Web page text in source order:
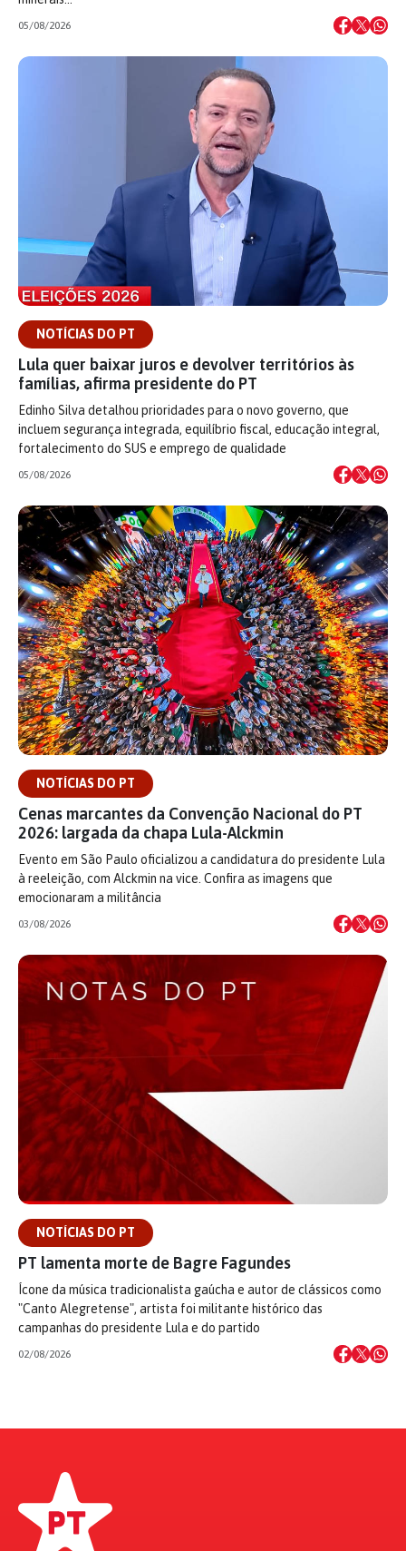
05/08/2026
NOTÍCIAS DO PT
Lula quer baixar juros e devolver territórios às
famílias, afirma presidente do PT
Edinho Silva detalhou prioridades para o novo governo, que
incluem segurança integrada, equilíbrio fiscal, educação integral,
fortalecimento do SUS e emprego de qualidade
05/08/2026
NOTÍCIAS DO PT
Cenas marcantes da Convenção Nacional do PT
2026: largada da chapa Lula-Alckmin
Evento em São Paulo oficializou a candidatura do presidente Lula
à reeleição, com Alckmin na vice. Confira as imagens que
emocionaram a militância
03/08/2026
NOTÍCIAS DO PT
PT lamenta morte de Bagre Fagundes
Ícone da música tradicionalista gaúcha e autor de clássicos como
"Canto Alegretense", artista foi militante histórico das
campanhas do presidente Lula e do partido
02/08/2026